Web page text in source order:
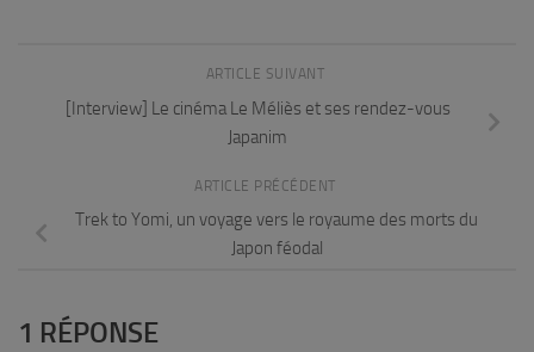
ARTICLE SUIVANT
[Interview] Le cinéma Le Méliès et ses rendez-vous
Japanim
ARTICLE PRÉCÉDENT
Trek to Yomi, un voyage vers le royaume des morts du
Japon féodal
1 RÉPONSE